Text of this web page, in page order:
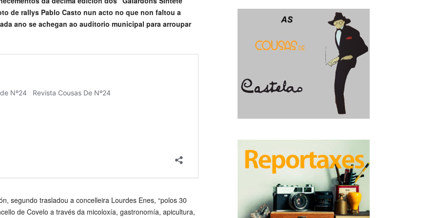
de rallys Pablo Casto nun acto no que non faltou a
ano se achegan ao auditorio municipal para arroupar
segundo trasladou a concelleira Lourdes Enes, “polos 30
de Covelo a través da micoloxía, gastronomía, apicultura,